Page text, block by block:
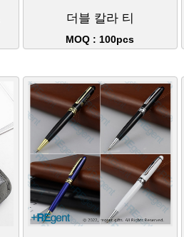
더블 칼라 티
MOQ : 100pcs